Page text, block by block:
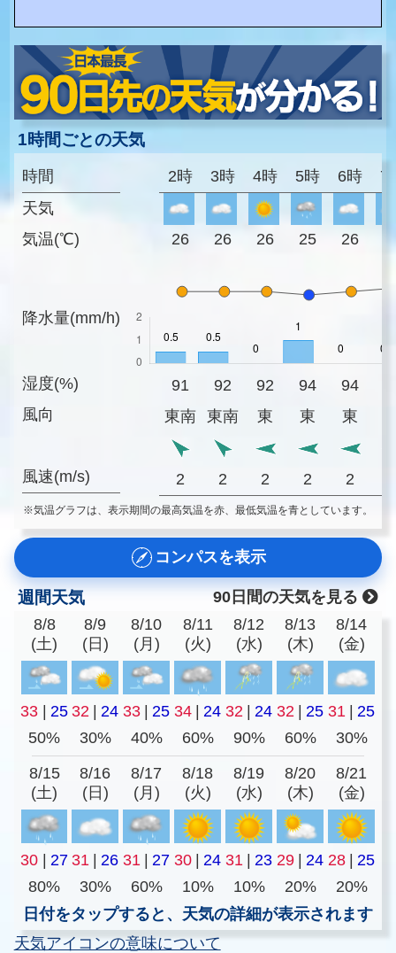
1時間ごとの天気
時間
天気
気温(℃)
降水量(mm/h)
湿度(%)
風向
風速(m/s)
2時 3時 4時 5時 6時 7
26 26 26 25 26
91 92 92 94 94
東南
東南 東 東 東
2 2 2 2 2
※気温グラフは、表示期間の最高気温を赤、最低気温を青としています。
コンパスを表示
週間天気
90日間の天気を見る
8/8
(土)
8/9
(日)
8/10
(月)
8/11
(火)
8/12
(水)
8/13
(木)
8/14
(金)
33 25 32 24 33 25 34 24 32 24 32 25 31
25
50%
30% 40% 60% 90% 60% 30%
8/15
(土)
8/16
(日)
8/17
(月)
8/18
(火)
8/19
(水)
8/20
(木)
8/21
(金)
30 27 31 26 31 27 30 24 31 23 29 24 28
25
80%
30% 60% 10% 10% 20%
20%
日付をタップすると、天気の詳細が表示されます
天気アイコンの意味について